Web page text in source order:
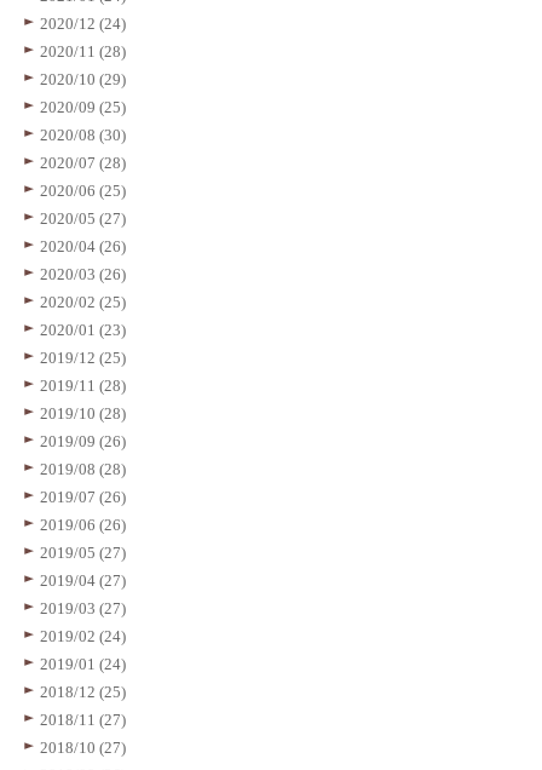
2020/12 (24)
2020/11 (28)
2020/10 (29)
2020/09 (25)
2020/08 (30)
2020/07 (28)
2020/06 (25)
2020/05 (27)
2020/04 (26)
2020/03 (26)
2020/02 (25)
2020/01 (23)
2019/12 (25)
2019/11 (28)
2019/10 (28)
2019/09 (26)
2019/08 (28)
2019/07 (26)
2019/06 (26)
2019/05 (27)
2019/04 (27)
2019/03 (27)
2019/02 (24)
2019/01 (24)
2018/12 (25)
2018/11 (27)
2018/10 (27)